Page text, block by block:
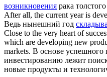
возникновения рака
After all, the current year is
Ведь нынешний год
Close to the very heart of
which are developing new
markets. В основе успешного
инвестированию лежит
новые продукты и